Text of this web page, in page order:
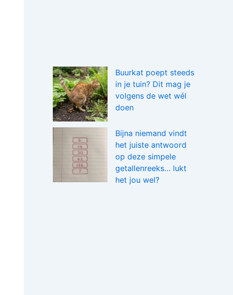
Buurkat poept steeds
in je tuin? Dit mag je
volgens de wet wél
doen
Bijna niemand vindt
het juiste antwoord
op deze simpele
getallenreeks… lukt
het jou wel?